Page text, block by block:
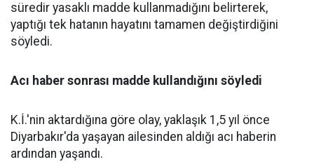
süredir yasaklı madde kullanmadığını belirterek,
yaptığı tek hatanın hayatını tamamen değiştirdiğini
söyledi.
Acı haber sonrası madde kullandığını söyledi
K.İ.'nin aktardığına göre olay, yaklaşık 1,5 yıl önce
Diyarbakır'da yaşayan ailesinden aldığı acı haberin
ardından yaşandı.